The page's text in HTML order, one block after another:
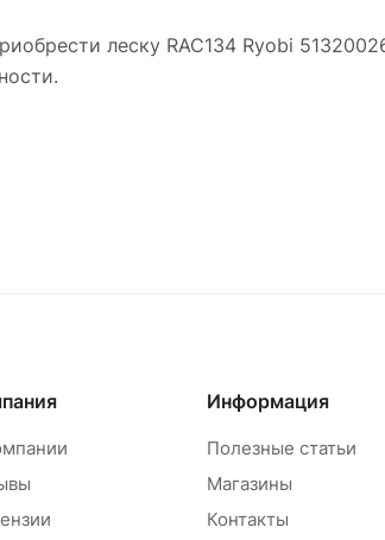
леску RAC134 Ryobi
Информация
Полезные статьи
Магазины
Контакты